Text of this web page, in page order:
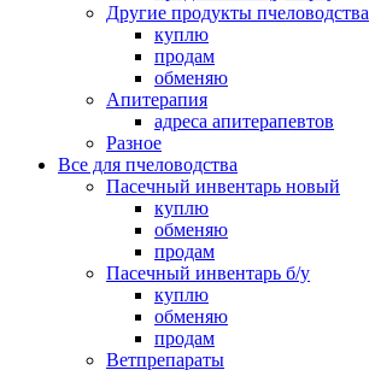
Другие продукты пчеловодства
куплю
продам
обменяю
Апитерапия
адреса апитерапевтов
Разное
Все для пчеловодства
Пасечный инвентарь новый
куплю
обменяю
продам
Пасечный инвентарь б/у
куплю
обменяю
продам
Ветпрепараты